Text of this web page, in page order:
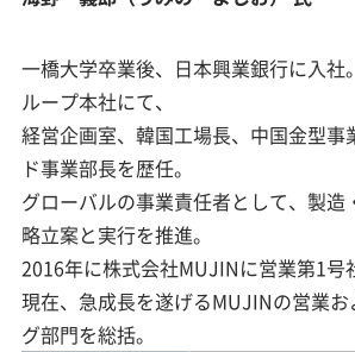
一橋大学卒業後、日本興業銀行に入社
ループ本社にて、
経営企画室、韓国工場長、中国金型事
ド事業部長を歴任。
グローバルの事業責任者として、製造
略立案と実行を推進。
2016年に株式会社MUJINに営業第1号
現在、急成長を遂げるMUJINの営業
グ部門を総括。